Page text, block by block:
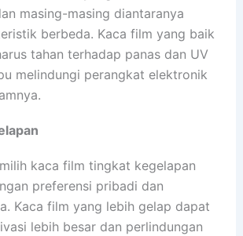
masing-masing diantaranya
berbeda. Kaca film yang baik
tahan terhadap panas dan UV
melindungi perangkat elektronik
kaca film tingkat kegelapan
preferensi pribadi dan
Kaca film yang lebih gelap dapat
lebih besar dan perlindungan